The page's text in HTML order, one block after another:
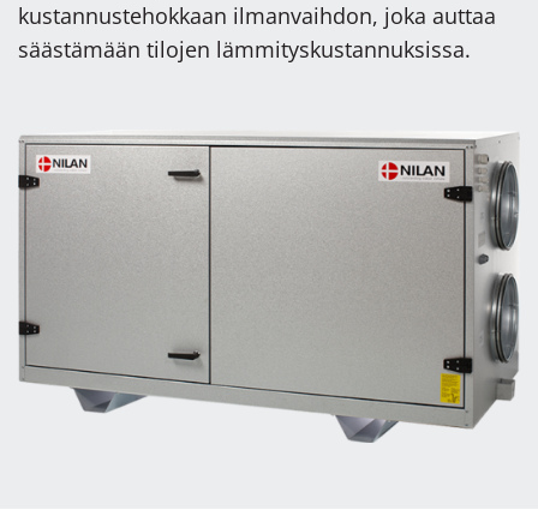
kustannustehokkaan ilmanvaihdon, joka auttaa
säästämään tilojen lämmityskustannuksissa.